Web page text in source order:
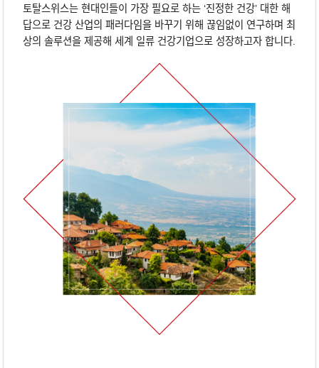
토탈스위스는 현대인들이 가장 필요로 하는 ‘진정한 건강’ 대한 해
답으로 건강 산업의 패러다임을 바꾸기 위해 끊임없이 연구하며 최
상의 솔루션을 제공해 세계 일류 건강기업으로 성장하고자 합니다.